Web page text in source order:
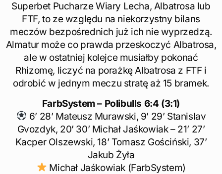
Superbet Pucharze Wiary Lecha, Albatrosa lub
FTF, to ze względu na niekorzystny bilans
meczów bezpośrednich już ich nie wyprzedzą.
Almatur może co prawda przeskoczyć Albatrosa,
ale w ostatniej kolejce musiałby pokonać
Rhizomę, liczyć na porażkę Albatrosa z FTF i
odrobić w jednym meczu stratę aż 15 bramek.
FarbSystem – Polibulls 6:4 (3:1)
6’ 28’ Mateusz Murawski, 9’ 29’ Stanislav
Gvozdyk, 20’ 30’ Michał Jaśkowiak – 21’ 27’
Kacper Olszewski, 18’ Tomasz Gościński, 37’
Jakub Żyła
Michał Jaśkowiak (FarbSystem)